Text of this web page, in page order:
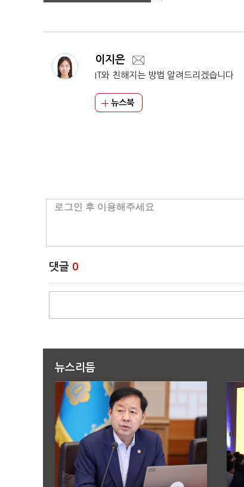
결국 7300선 붕괴
이지은
IT와 친해지는 방법 알려드리겠습니다
뉴스북
댓글 0
뉴스리듬